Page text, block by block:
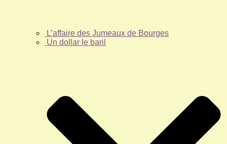
L’affaire des Jumeaux de Bourges
Un dollar le baril